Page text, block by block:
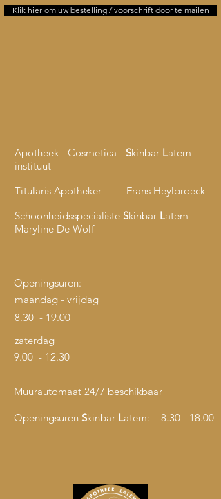
Klik hier om uw bestelling / voorschrift door te mailen
Openingsuren:
maandag - vrijdag
8.30 - 19.00
zaterdag
9.00 - 12.30
Apotheek - Cosmetica - Skinbar Latem
instituut
Titularis Apotheker Frans Heylbroeck
Schoonheidsspecialiste Skinbar Latem
Maryline De Wolf
Muurautomaat 24/7 beschikbaar
Openingsuren Skinbar Latem: 8.30 - 18.00